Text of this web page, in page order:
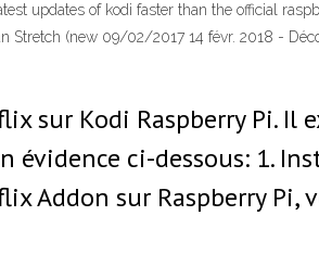
updates of kodi faster than the official
Stretch (new 09/02/2017 14 févr. 2018 -
sur Kodi Raspberry Pi. Il
évidence ci-dessous: 1.
Addon sur Raspberry